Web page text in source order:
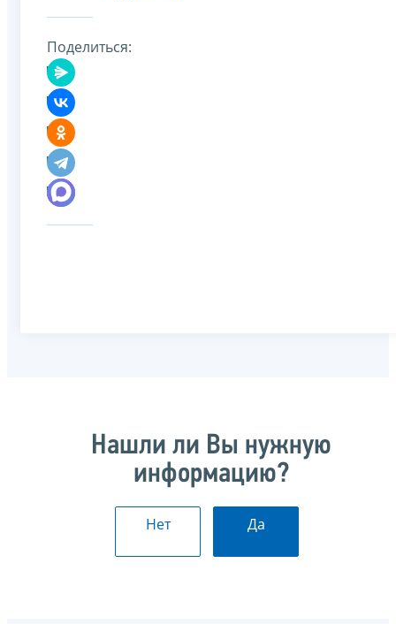
Поделиться:
Нашли ли Вы нужную
информацию?
Нет Да